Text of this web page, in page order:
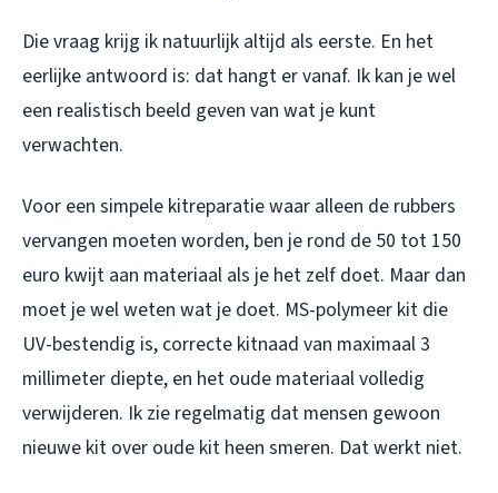
Die vraag krijg ik natuurlijk altijd als eerste. En het
eerlijke antwoord is: dat hangt er vanaf. Ik kan je wel
een realistisch beeld geven van wat je kunt
verwachten.
Voor een simpele kitreparatie waar alleen de rubbers
vervangen moeten worden, ben je rond de 50 tot 150
euro kwijt aan materiaal als je het zelf doet. Maar dan
moet je wel weten wat je doet. MS-polymeer kit die
UV-bestendig is, correcte kitnaad van maximaal 3
millimeter diepte, en het oude materiaal volledig
verwijderen. Ik zie regelmatig dat mensen gewoon
nieuwe kit over oude kit heen smeren. Dat werkt niet.